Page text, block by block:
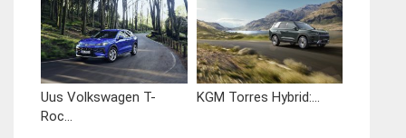
Uus Volkswagen T-
Roc...
KGM Torres Hybrid:...